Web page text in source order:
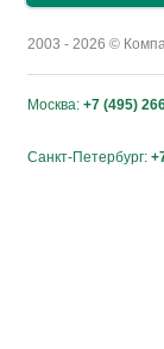
2003 - 2026 ©
Москва: +7 (495)
Санкт-Петербург: